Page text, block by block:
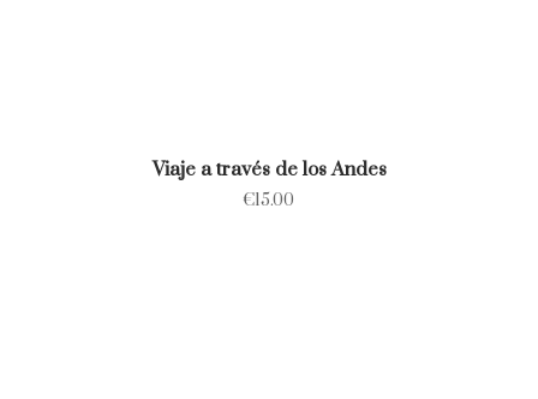
Viaje a través de los Andes
€15.00